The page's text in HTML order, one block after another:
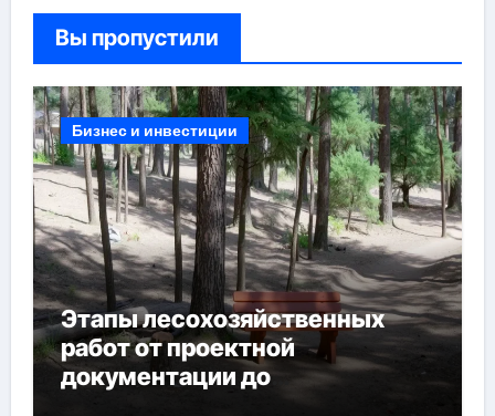
Вы пропустили
Бизнес и инвестиции
Этапы лесохозяйственных
работ от проектной
документации до